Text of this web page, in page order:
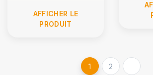
AFFICHER LE
PRODUIT
1 2